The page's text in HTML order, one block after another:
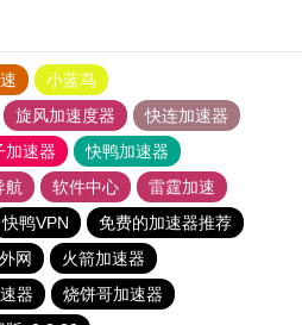
小蓝鸟
旋风加速度器
快连加速器
加速器
快鸭加速器
航 软件中心
雷霆加速
快鸭VPN
免费的加速器推荐
网
火箭加速器
器
烧饼哥加速器